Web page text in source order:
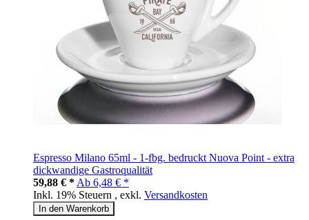
Espresso Milano 65ml - 1-fbg. bedruckt Nuova Point - extra
dickwandige Gastroqualität
59,88 € * Ab 6,48 € *
Inkl. 19% Steuern , exkl. Versandkosten
In den Warenkorb